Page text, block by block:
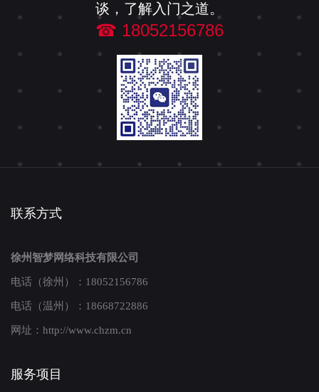
谈，了解入门之道。
☎ 18052156786
联系方式
徐州智梦网络科技有限公司
电话（徐州）：18052156786
电话（温州）：18668722886
网址：http://www.chzm.cn
服务项目